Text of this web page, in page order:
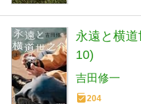
永遠と横
10)
吉田修一
204